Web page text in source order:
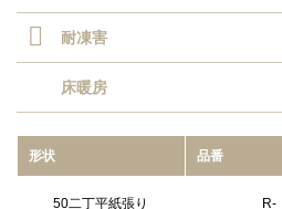
耐凍害
床暖房
形状 品番
50二丁平紙張り R-